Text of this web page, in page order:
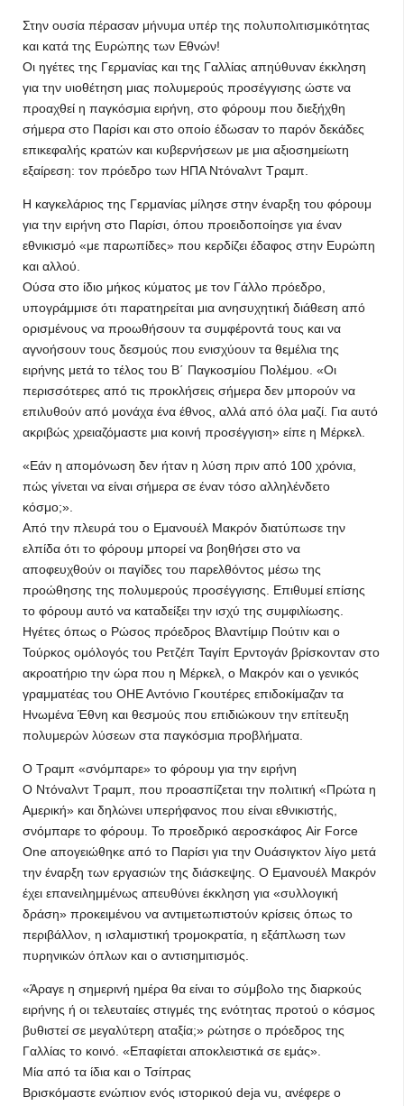
Στην ουσία πέρασαν μήνυμα υπέρ της πολυπολιτισμικότητας
και κατά της Ευρώπης των Εθνών!
Οι ηγέτες της Γερμανίας και της Γαλλίας απηύθυναν έκκληση
για την υιοθέτηση μιας πολυμερούς προσέγγισης ώστε να
προαχθεί η παγκόσμια ειρήνη, στο φόρουμ που διεξήχθη
σήμερα στο Παρίσι και στο οποίο έδωσαν το παρόν δεκάδες
επικεφαλής κρατών και κυβερνήσεων με μια αξιοσημείωτη
εξαίρεση: τον πρόεδρο των ΗΠΑ Ντόναλντ Τραμπ.
Η καγκελάριος της Γερμανίας μίλησε στην έναρξη του φόρουμ
για την ειρήνη στο Παρίσι, όπου προειδοποίησε για έναν
εθνικισμό «με παρωπίδες» που κερδίζει έδαφος στην Ευρώπη
και αλλού.
Ούσα στο ίδιο μήκος κύματος με τον Γάλλο πρόεδρο,
υπογράμμισε ότι παρατηρείται μια ανησυχητική διάθεση από
ορισμένους να προωθήσουν τα συμφέροντά τους και να
αγνοήσουν τους δεσμούς που ενισχύουν τα θεμέλια της
ειρήνης μετά το τέλος του Β΄ Παγκοσμίου Πολέμου. «Οι
περισσότερες από τις προκλήσεις σήμερα δεν μπορούν να
επιλυθούν από μονάχα ένα έθνος, αλλά από όλα μαζί. Για αυτό
ακριβώς χρειαζόμαστε μια κοινή προσέγγιση» είπε η Μέρκελ.
«Εάν η απομόνωση δεν ήταν η λύση πριν από 100 χρόνια,
πώς γίνεται να είναι σήμερα σε έναν τόσο αλληλένδετο
κόσμο;».
Από την πλευρά του ο Εμανουέλ Μακρόν διατύπωσε την
ελπίδα ότι το φόρουμ μπορεί να βοηθήσει στο να
αποφευχθούν οι παγίδες του παρελθόντος μέσω της
προώθησης της πολυμερούς προσέγγισης. Επιθυμεί επίσης
το φόρουμ αυτό να καταδείξει την ισχύ της συμφιλίωσης.
Ηγέτες όπως ο Ρώσος πρόεδρος Βλαντίμιρ Πούτιν και ο
Τούρκος ομόλογός του Ρετζέπ Ταγίπ Ερντογάν βρίσκονταν στο
ακροατήριο την ώρα που η Μέρκελ, ο Μακρόν και ο γενικός
γραμματέας του ΟΗΕ Αντόνιο Γκουτέρες επιδοκίμαζαν τα
Ηνωμένα Έθνη και θεσμούς που επιδιώκουν την επίτευξη
πολυμερών λύσεων στα παγκόσμια προβλήματα.
Ο Τραμπ «σνόμπαρε» το φόρουμ για την ειρήνη
Ο Ντόναλντ Τραμπ, που προασπίζεται την πολιτική «Πρώτα η
Αμερική» και δηλώνει υπερήφανος που είναι εθνικιστής,
σνόμπαρε το φόρουμ. Το προεδρικό αεροσκάφος Air Force
One απογειώθηκε από το Παρίσι για την Ουάσιγκτον λίγο μετά
την έναρξη των εργασιών της διάσκεψης. Ο Εμανουέλ Μακρόν
έχει επανειλημμένως απευθύνει έκκληση για «συλλογική
δράση» προκειμένου να αντιμετωπιστούν κρίσεις όπως το
περιβάλλον, η ισλαμιστική τρομοκρατία, η εξάπλωση των
πυρηνικών όπλων και ο αντισημιτισμός.
«Άραγε η σημερινή ημέρα θα είναι το σύμβολο της διαρκούς
ειρήνης ή οι τελευταίες στιγμές της ενότητας προτού ο κόσμος
βυθιστεί σε μεγαλύτερη αταξία;» ρώτησε ο πρόεδρος της
Γαλλίας το κοινό. «Επαφίεται αποκλειστικά σε εμάς».
Μία από τα ίδια και ο Τσίπρας
Βρισκόμαστε ενώπιον ενός ιστορικού deja vu, ανέφερε ο